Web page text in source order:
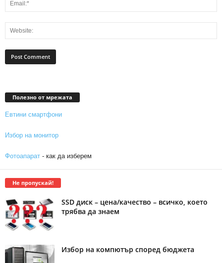
Полезно от мрежата
Евтини смартфони
Избор на монитор
Фотоапарат - как да изберем
Не пропускай!
SSD диск – цена/качество – всичко, което
трябва да знаем
Избор на компютър според бюджета